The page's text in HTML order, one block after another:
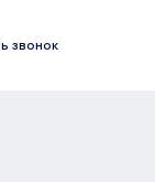
звонок